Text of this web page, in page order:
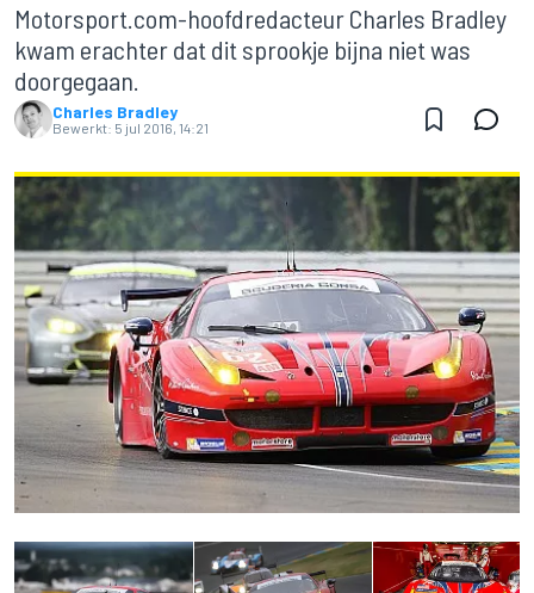
Motorsport.com-hoofdredacteur Charles Bradley
kwam erachter dat dit sprookje bijna niet was
doorgegaan.
Charles Bradley
Bewerkt: 5 jul 2016, 14:21